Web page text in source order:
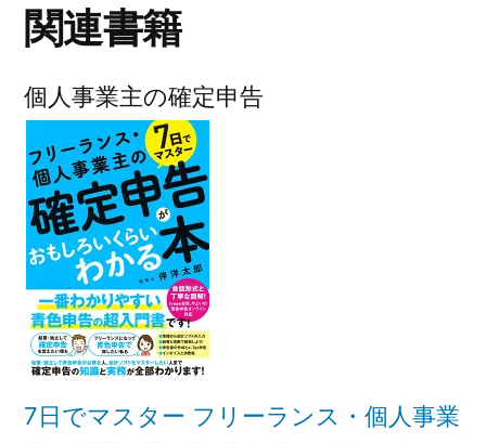
関連書籍
個人事業主の確定申告
7日でマスター フリーランス・個人事業